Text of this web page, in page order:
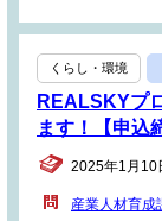
くらし・環境
REALSKYプ
ます！【申込
2025年1月10
産業人材育成